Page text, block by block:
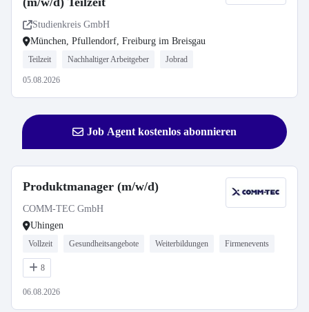
Studienkreis GmbH
München, Pfullendorf, Freiburg im Breisgau
Teilzeit Nachhaltiger Arbeitgeber Jobrad
05.08.2026
Job Agent kostenlos abonnieren
Produktmanager (m/w/d)
COMM-TEC GmbH
Uhingen
Vollzeit Gesundheitsangebote Weiterbildungen Firmenevents
8
06.08.2026